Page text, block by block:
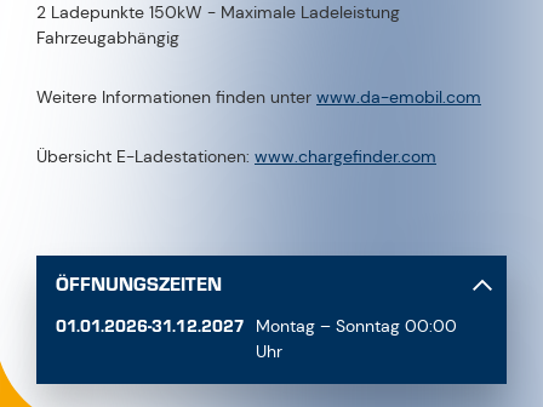
2 Ladepunkte 150kW - Maximale Ladeleistung
Fahrzeugabhängig
Weitere Informationen finden unter www.da-emobil.com
Übersicht E-Ladestationen: www.chargefinder.com
ÖFFNUNGSZEITEN
01.01.2026-31.12.2027
Montag – Sonntag 00:00
Uhr